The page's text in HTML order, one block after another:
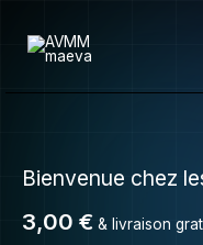
Bienvenue chez
3,00 € & livraison
Bienvenue
les
les